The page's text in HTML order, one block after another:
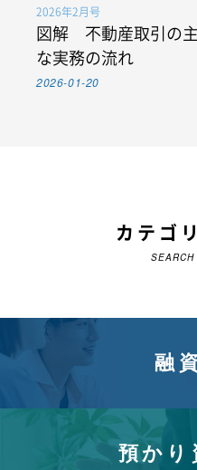
2026年2月号
図解 不動産取引の主
な実務の流れ
2026-01-20
カテゴ
SEARCH
融
預かり